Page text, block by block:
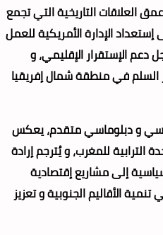
العلاقات التاريخية التي تجمع
الإدارة الأمريكية للعمل
الإستقرار الإقليمي، و
السلم في منطقة شمال إفريقيا
و دبلوماسي متقدم، يعكس
الترابية للمغرب، و يُترجم إرادة
إلى مشاريع إقتصادية
الأقاليم الجنوبية و تعزيز